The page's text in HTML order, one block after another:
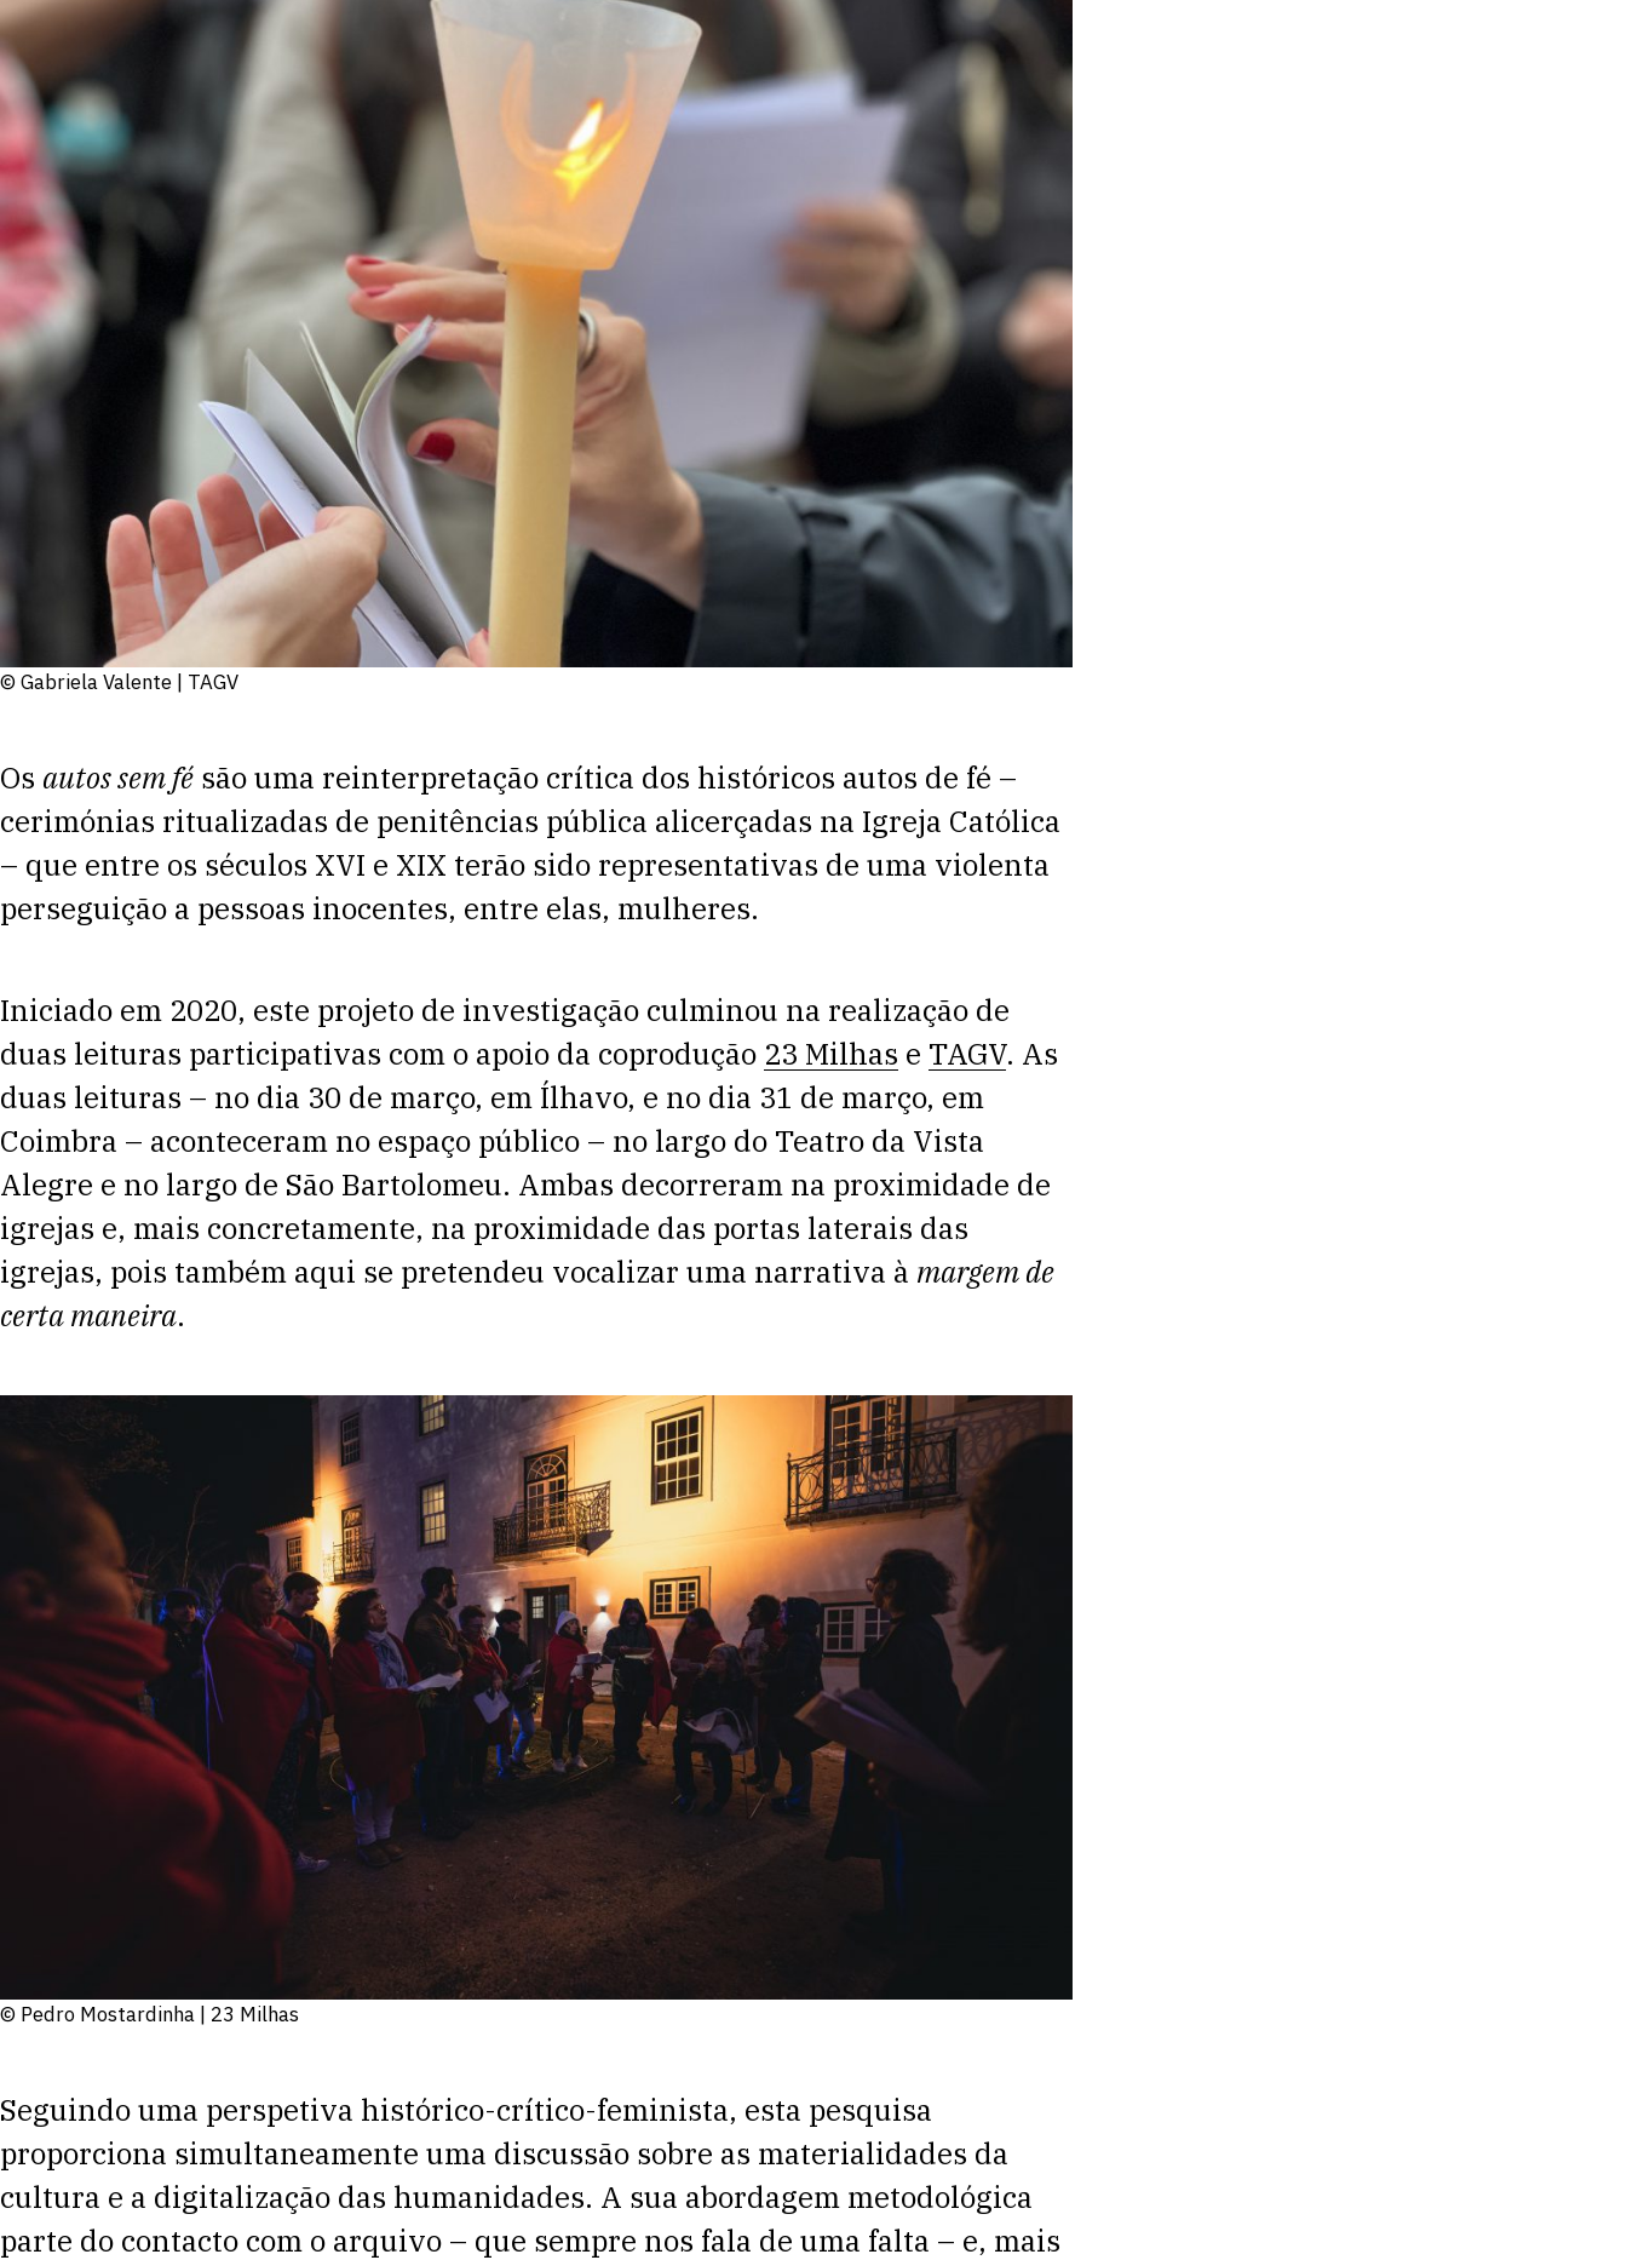
© Gabriela Valente | TAGV
Os autos sem fé são uma reinterpretação crítica dos históricos autos de fé –
cerimónias ritualizadas de penitências pública alicerçadas na Igreja Católica
– que entre os séculos XVI e XIX terão sido representativas de uma violenta
perseguição a pessoas inocentes, entre elas, mulheres.
Iniciado em 2020, este projeto de investigação culminou na realização de
duas leituras participativas com o apoio da coprodução 23 Milhas e TAGV. As
duas leituras – no dia 30 de março, em Ílhavo, e no dia 31 de março, em
Coimbra – aconteceram no espaço público – no largo do Teatro da Vista
Alegre e no largo de São Bartolomeu. Ambas decorreram na proximidade de
igrejas e, mais concretamente, na proximidade das portas laterais das
igrejas, pois também aqui se pretendeu vocalizar uma narrativa à margem de
certa maneira.
© Pedro Mostardinha | 23 Milhas
Seguindo uma perspetiva histórico-crítico-feminista, esta pesquisa
proporciona simultaneamente uma discussão sobre as materialidades da
cultura e a digitalização das humanidades. A sua abordagem metodológica
parte do contacto com o arquivo – que sempre nos fala de uma falta – e, mais